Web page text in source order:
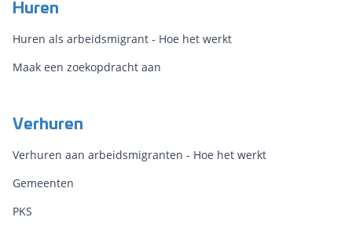
Huren
Huren als arbeidsmigrant - Hoe het werkt
Maak een zoekopdracht aan
Verhuren
Verhuren aan arbeidsmigranten - Hoe het werkt
Gemeenten
PKS